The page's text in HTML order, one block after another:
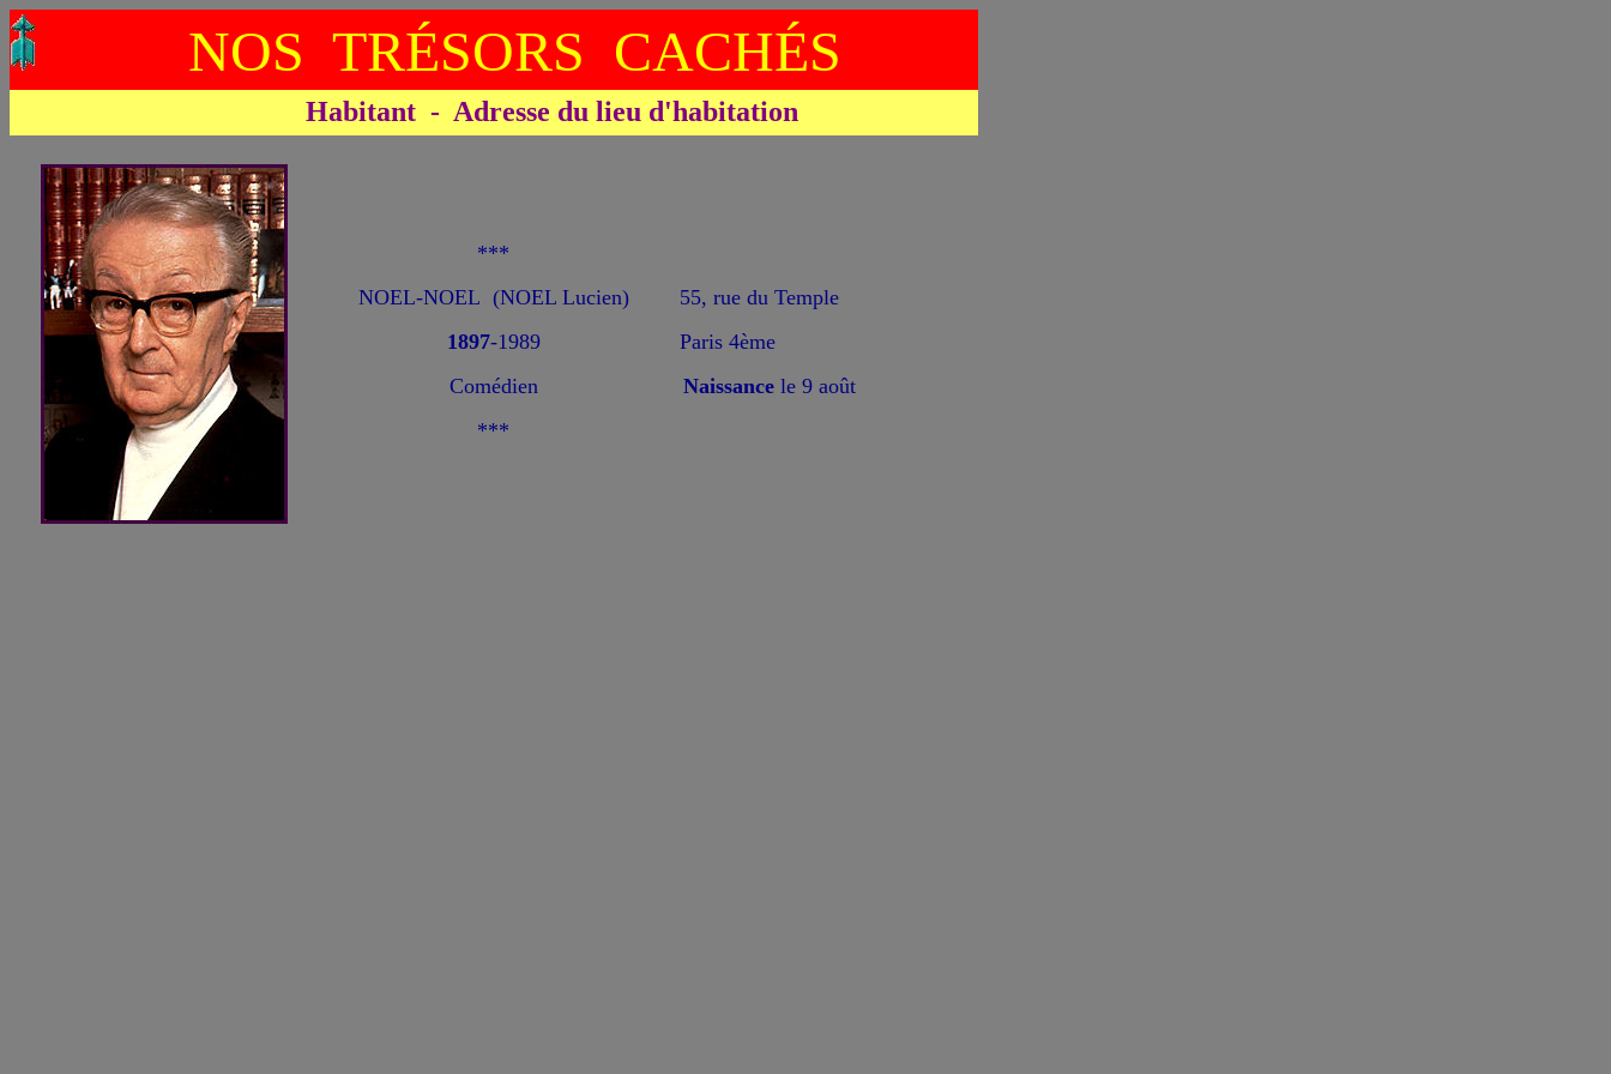
NOS TRÉSORS CACHÉS
Habitant - Adresse du lieu d'habitation
***
NOEL-NOEL (NOEL Lucien)
1897-1989
Comédien
***
55, rue du Temple
Paris 4ème
Naissance le 9 août